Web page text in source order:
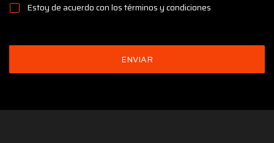
Estoy de acuerdo con lostérminos y condiciones
ENVIAR